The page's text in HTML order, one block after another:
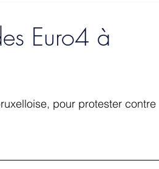
Questions parlementaires
SUV Les voitures
Euro4 à
pour protester contre